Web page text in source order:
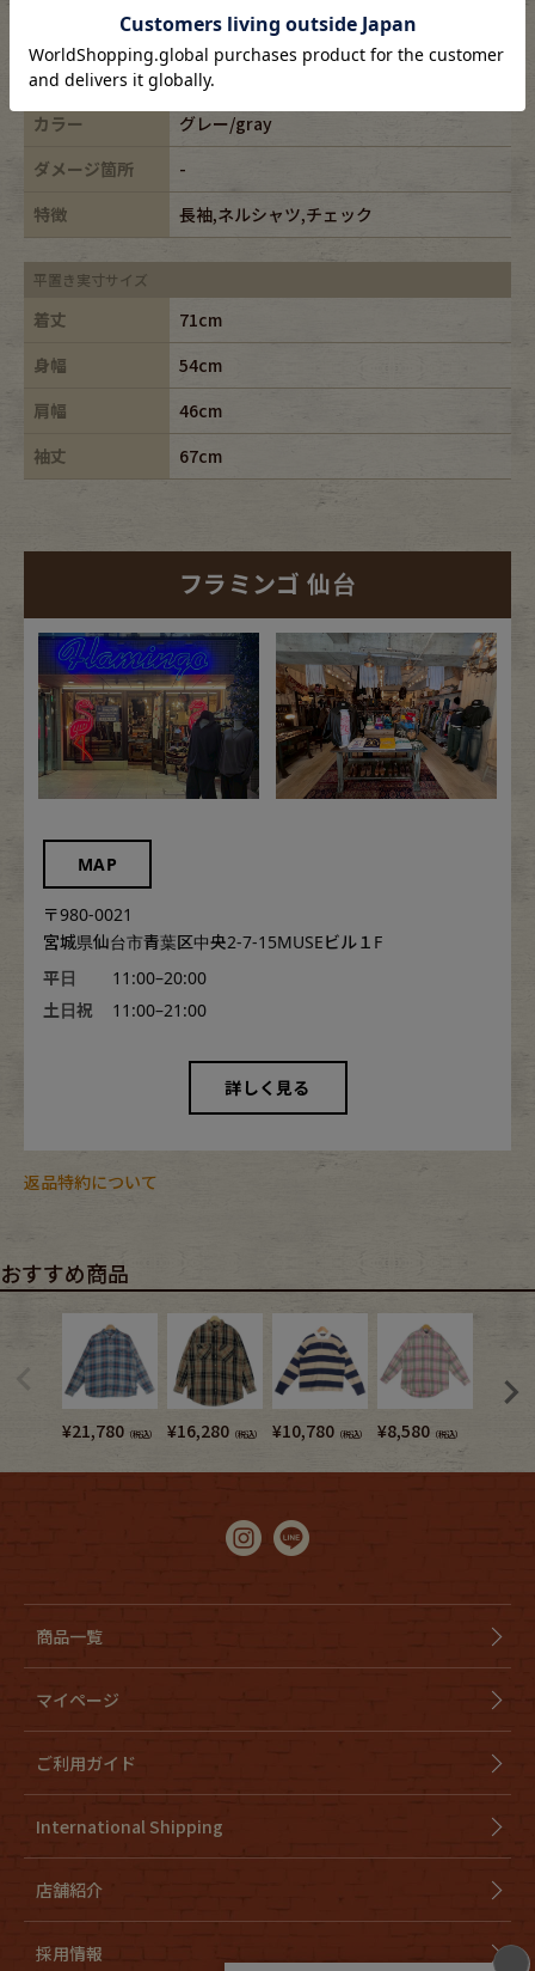
cotton100%
年代
-
カラー
グレー/gray
ダメージ箇所
-
特徴
長袖,ネルシャツ,チェック
平置き実寸サイズ
着丈
71cm
身幅
54cm
肩幅
46cm
袖丈
67cm
フラミンゴ 仙台
MAP
〒980-0021
宮城県仙台市青葉区中央2-7-15MUSEビル１F
平日
11:00–20:00
土日祝
11:00–21:00
詳しく見る
返品特約について
おすすめ商品
¥21,780 （税込） ¥16,280 （税込） ¥10,780 （税込） ¥8,580 （税込）
商品一覧
マイページ
ご利用ガイド
International Shipping
店舗紹介
採用情報